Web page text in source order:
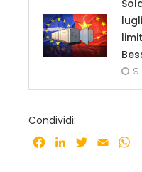
9
Condividi:
Facebook
LinkedInTwitter
Email